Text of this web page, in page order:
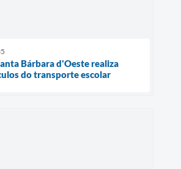
Bárbara d'Oeste realiza
do transporte escolar